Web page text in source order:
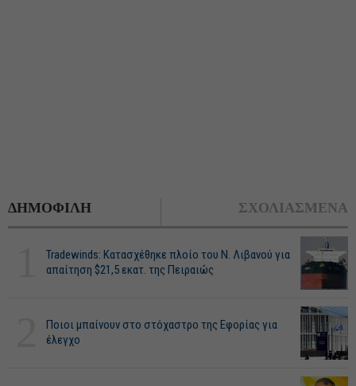
ΔΗΜΟΦΙΛΗ ΣΧΟΛΙΑΣΜΕΝΑ
Tradewinds: Κατασχέθηκε πλοίο του Ν. Λιβανού για
απαίτηση $21,5 εκατ. της Πειραιώς
Ποιοι μπαίνουν στο στόχαστρο της Εφορίας για
έλεγχο